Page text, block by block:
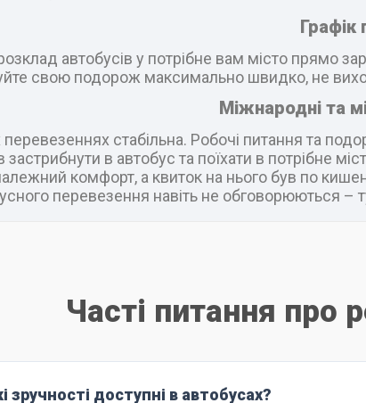
Графік
автобусів у потрібне вам місто прямо
свою подорож максимально швидко, не
Міжнародні та
стабільна. Робочі питання та
застрибнути в автобус та поїхати в потрібне
комфорт, а квиток на нього був по
перевезення навіть не обговорюються
Часті питання про
зручності доступні в автобусах?